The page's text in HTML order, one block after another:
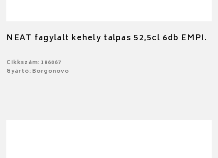
NEAT fagylalt kehely talpas 52,5cl 6db EMPI.
Cikkszám: 186067
Gyártó: Borgonovo